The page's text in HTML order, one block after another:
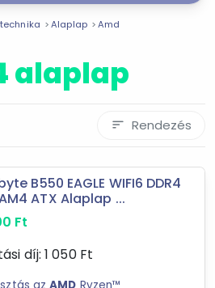
Te magad!
Alaplap
Amd
alaplap
sort Rendezés
B550 EAGLE WIFI6 DDR4
ATX Alaplap ...
Ft
díj: 1 050Ft